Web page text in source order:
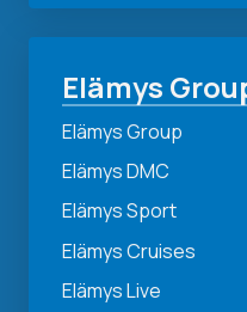
Elämys
Elämys Group
Elämys DMC
Elämys Sport
Elämys Cruises
Elämys Live